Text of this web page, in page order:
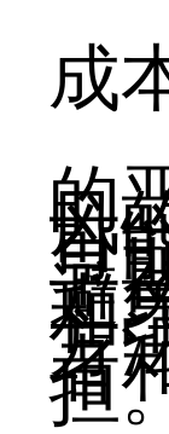
7.
成
的
风
可
早
避
和
方
者
担